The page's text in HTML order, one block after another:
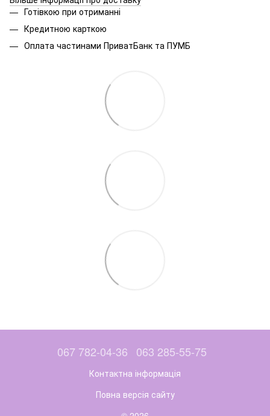
Готівкою при отриманні
Кредитною карткою
Оплата частинами ПриватБанк та ПУМБ
067 782-04-36 063 285-55-75
Контактна інформація
Повна версія сайту